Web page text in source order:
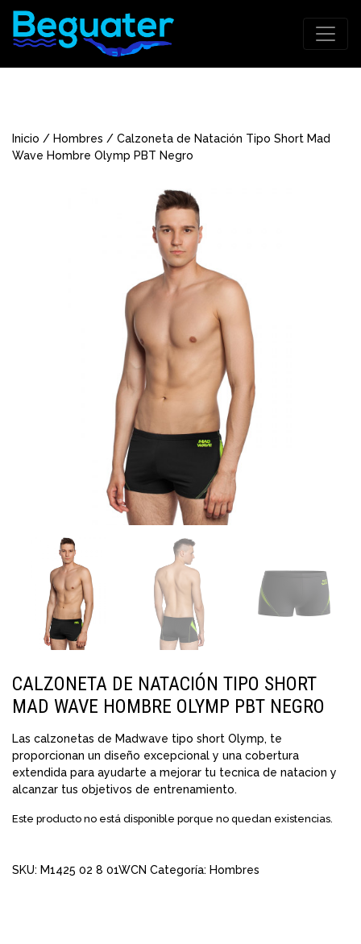
Inicio / Hombres / Calzoneta de Natación Tipo Short Mad
Wave Hombre Olymp PBT Negro
CALZONETA DE NATACIÓN TIPO SHORT
MAD WAVE HOMBRE OLYMP PBT NEGRO
Las calzonetas de Madwave tipo short Olymp, te
proporcionan un diseño excepcional y una cobertura
extendida para ayudarte a mejorar tu tecnica de natacion y
alcanzar tus objetivos de entrenamiento.
Este producto no está disponible porque no quedan existencias.
SKU: M1425 02 8 01WCN Categoría: Hombres